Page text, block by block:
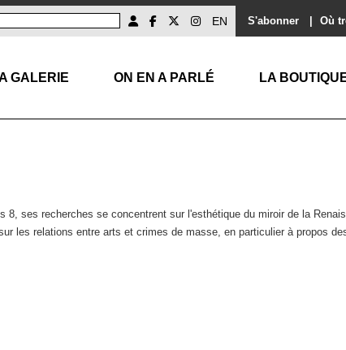
S'abonner Où
EN
GALERIE ON EN A PARLÉ LA
ses recherches se concentrent sur l'esthétique du miroir de la
les relations entre arts et crimes de masse, en particulier à propos